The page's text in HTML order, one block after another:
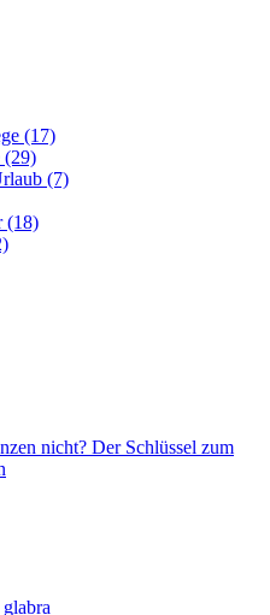
(17)
(29)
(7)
(18)
nicht? Der Schlüssel zum